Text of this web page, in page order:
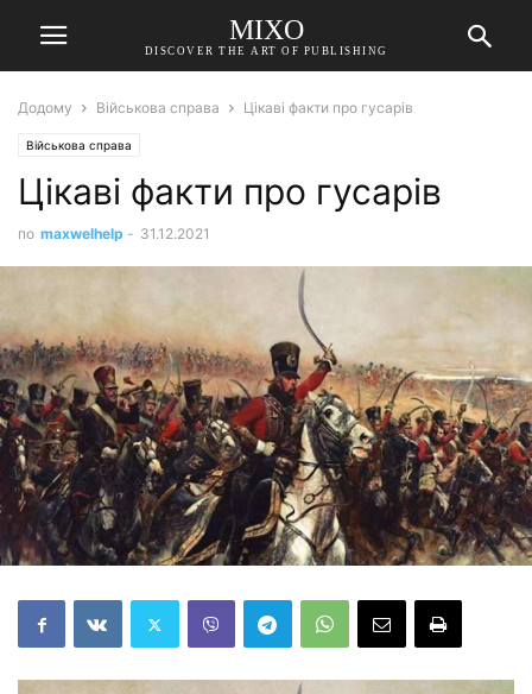
MIXO
DISCOVER THE ART OF PUBLISHING
Додому Військова справа Цікаві факти про гусарів
Військова справа
Цікаві факти про гусарів
по maxwelhelp - 31.12.2021